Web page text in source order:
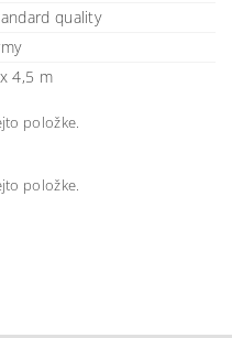
quality
4,5 m
položke.
položke.